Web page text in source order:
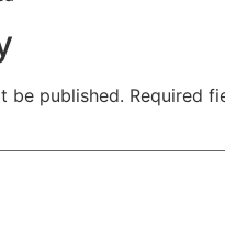
be published. Required